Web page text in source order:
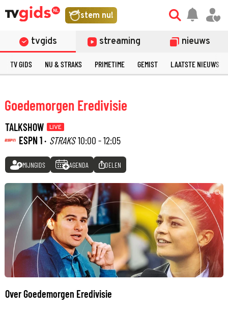
stem nu!
tvgids streaming nieuws
TV GIDS NU & STRAKS PRIMETIME GEMIST LAATSTE NIEUWS
Goedemorgen Eredivisie
TALKSHOW LIVE
ESPN 1 · STRAKS 10:00 - 12:05
MIJNGIDS AGENDA DELEN
©
Over Goedemorgen Eredivisie